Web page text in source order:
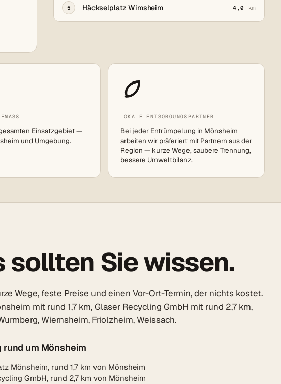
5 Häckselplatz Wimsheim 4,0 km
Einsatzgebiet —
und Umgebung.
LOKALE ENTSORGUNGSPARTNER
Bei jeder Entrümpelung in Mönsheim
arbeiten wir präferiert mit Partnern aus der
Region — kurze Wege, saubere Trennung,
bessere Umweltbilanz.
Sie wissen.
Wege, feste Preise und einen Vor-Ort-Termin, der nichts kostet.
mit rund 1,7 km, Glaser Recycling GmbH mit rund 2,7 km,
Wiernsheim, Friolzheim, Weissach.
rund um Mönsheim
Mönsheim, rund 1,7 km von Mönsheim
GmbH, rund 2,7 km von Mönsheim